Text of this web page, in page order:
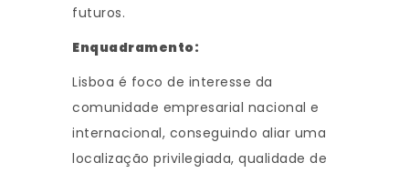
futuros.
Enquadramento:
Lisboa é foco de interesse da
comunidade empresarial nacional e
internacional, conseguindo aliar uma
localização privilegiada, qualidade de